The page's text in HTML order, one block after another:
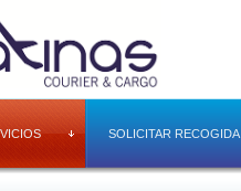
SOLICITAR RECOGIDA